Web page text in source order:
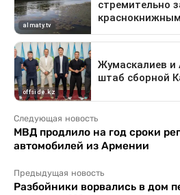
Следующая новость
МВД продлило на год сроки
автомобилей из Армении
Предыдущая новость
Разбойники ворвались в дом